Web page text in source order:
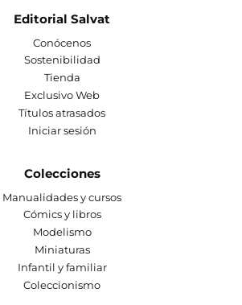
Editorial Salvat
Conócenos
Sostenibilidad
Tienda
Exclusivo Web
Títulos atrasados
Iniciar sesión
Colecciones
Manualidades y cursos
Cómics y libros
Modelismo
Miniaturas
Infantil y familiar
Coleccionismo